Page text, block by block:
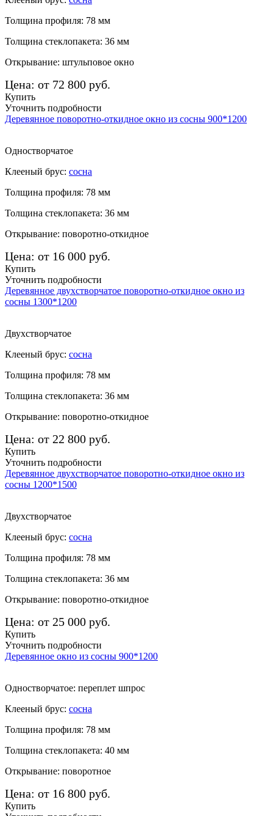
Толщина профиля: 78 мм
Толщина стеклопакета: 36 мм
Открывание: штульповое окно
Цена: от 72 800 руб.
Купить
Уточнить подробности
Деревянное поворотно-откидное окно из сосны 900*1200
Одностворчатое
Клееный брус: сосна
Толщина профиля: 78 мм
Толщина стеклопакета: 36 мм
Открывание: поворотно-откидное
Цена: от 16 000 руб.
Купить
Уточнить подробности
Деревянное двухстворчатое поворотно-откидное окно из
сосны 1300*1200
Двухстворчатое
Клееный брус: сосна
Толщина профиля: 78 мм
Толщина стеклопакета: 36 мм
Открывание: поворотно-откидное
Цена: от 22 800 руб.
Купить
Уточнить подробности
Деревянное двухстворчатое поворотно-откидное окно из
сосны 1200*1500
Двухстворчатое
Клееный брус: сосна
Толщина профиля: 78 мм
Толщина стеклопакета: 36 мм
Открывание: поворотно-откидное
Цена: от 25 000 руб.
Купить
Уточнить подробности
Деревянное окно из сосны 900*1200
Одностворчатое: переплет шпрос
Клееный брус: сосна
Толщина профиля: 78 мм
Толщина стеклопакета: 40 мм
Открывание: поворотное
Цена: от 16 800 руб.
Купить